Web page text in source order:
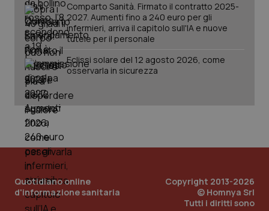
Comparto Sanità. Firmato il contratto 2025-
2027. Aumenti fino a 240 euro per gli
infermieri, arriva il capitolo sull'IA e nuove
tutele per il personale
Eclissi solare del 12 agosto 2026, come
osservarla in sicurezza
Quotidiano online
d'informazione sanitaria
Copyright 2013-2026
© Homnya Srl
Tutti i diritti sono
_ga